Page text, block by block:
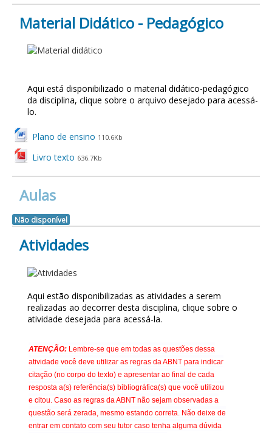
Material Didático - Pedagógico
Aqui está disponibilizado o material didático-pedagógico
da disciplina, clique sobre o arquivo desejado para acessá-
lo.
Plano de ensino 110.6Kb
Livro texto 636.7Kb
Aulas
Não disponível
Atividades
Aqui estão disponibilizadas as atividades a serem
realizadas ao decorrer desta disciplina, clique sobre o
atividade desejada para acessá-la.
ATENÇÃO: Lembre-se que em todas as questões dessa
atividade você deve utilizar as regras da ABNT para indicar
citação (no corpo do texto) e apresentar ao final de cada
resposta a(s) referência(s) bibliográfica(s) que você utilizou
e citou. Caso as regras da ABNT não sejam observadas a
questão será zerada, mesmo estando correta. Não deixe de
entrar em contato com seu tutor caso tenha alguma dúvida